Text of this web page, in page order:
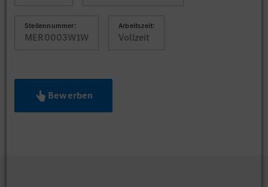
Stellennummer:
MER0003W1W
Arbeitszeit:
Vollzeit
Bewerben